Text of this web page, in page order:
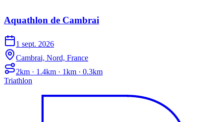
Aquathlon de Cambrai
1 sept. 2026
Cambrai, Nord, France
2km · 1.4km · 1km · 0.3km
Triathlon